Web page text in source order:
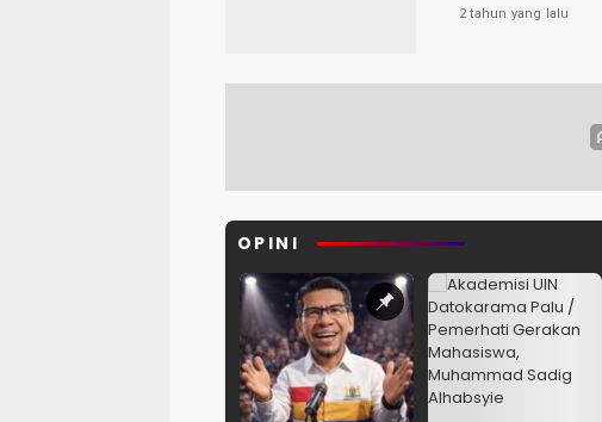
2 tahun yang lalu
OPINI